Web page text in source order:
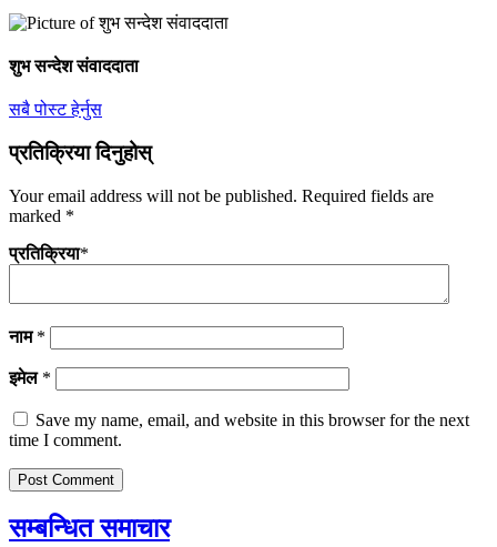
शुभ सन्देश संवाददाता
सबै पोस्ट हेर्नुस
प्रतिक्रिया दिनुहोस्
Your email address will not be published. Required fields are
marked *
प्रतिक्रिया*
नाम *
इमेल *
Save my name, email, and website in this browser for the next
time I comment.
सम्बन्धित समाचार